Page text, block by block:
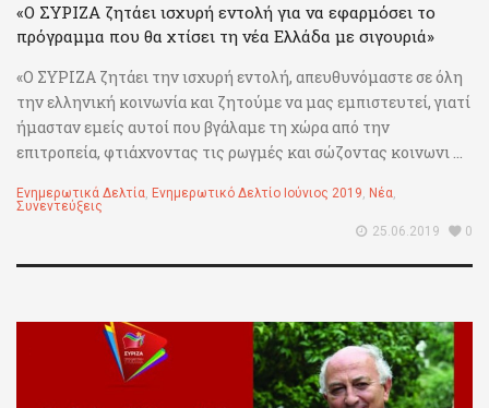
«Ο ΣΥΡΙΖΑ ζητάει ισχυρή εντολή για να εφαρμόσει το
πρόγραμμα που θα χτίσει τη νέα Ελλάδα με σιγουριά»
«Ο ΣΥΡΙΖΑ ζητάει την ισχυρή εντολή, απευθυνόμαστε σε όλη
την ελληνική κοινωνία και ζητούμε να μας εμπιστευτεί, γιατί
ήμασταν εμείς αυτοί που βγάλαμε τη χώρα από την
επιτροπεία, φτιάχνοντας τις ρωγμές και σώζοντας κοινωνι ...
Ενημερωτικά Δελτία, Ενημερωτικό Δελτίο Ιούνιος 2019, Νέα,
Συνεντεύξεις
25.06.2019
0